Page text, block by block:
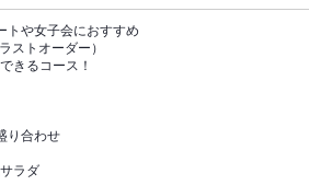
トや女子会におすすめ
ストオーダー）
きるコース！
り合わせ
ラダ